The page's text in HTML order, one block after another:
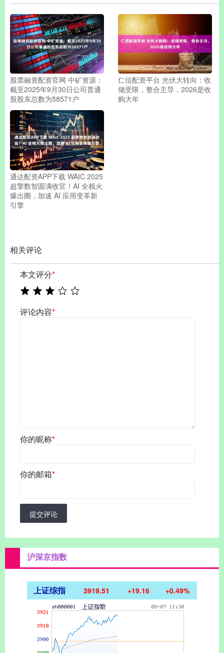
股票融资配资官网 中矿资源：
截至2025年9月30日公司普通
股股东总数为58571户
仁信配资平台 光伏大转向：收
储受限，整合主导，2026是收
购大年
通达配资APP下载 WAIC 2025
超擎数智圆满收官！AI 全栈火
爆出圈，加速 AI 应用变革新
引擎
相关评论
本文评分*
评论内容*
你的昵称*
你的邮箱*
提交评论
沪深京指数
上证综指 3919.51 +19.16 +0.49%